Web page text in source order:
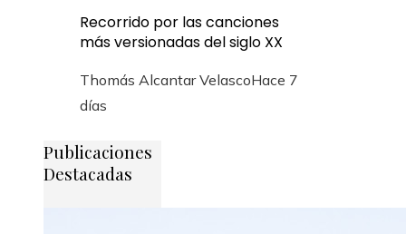
Recorrido por las canciones
más versionadas del siglo XX
Thomás Alcantar VelascoHace 7
días
Publicaciones
Destacadas